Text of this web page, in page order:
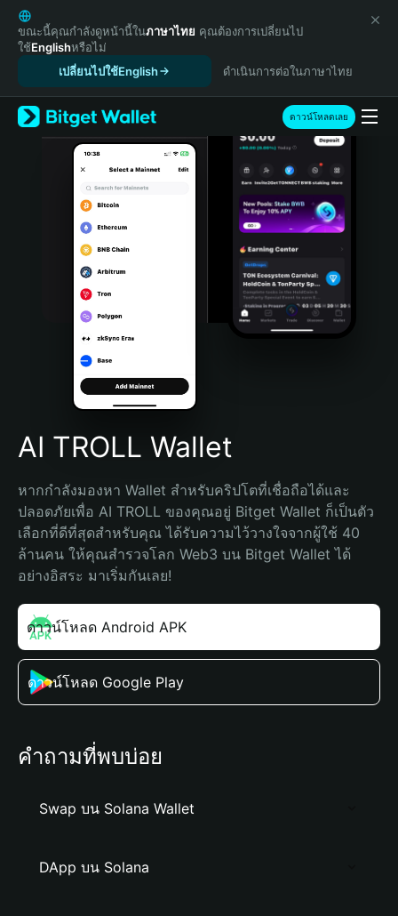
English
日本語
Tiếng Việt
Español (Latinoamérica)
Türkçe
Italiano
Português (Portugal)
Bahasa Indonesia
Português (Brasil)
Español (Argentina)
ขณะนี้คุณกำลังดูหน้านี้ในภาษาไทย คุณต้องการเปลี่ยนไป
ใช้Englishหรือไม่
เปลี่ยนไปใช้English
ดำเนินการต่อในภาษาไทย
ดาวน์โหลดเลย
AI TROLL Wallet
หากกำลังมองหา Wallet สำหรับคริปโตที่เชื่อถือได้และ
ปลอดภัยเพื่อ AI TROLL ของคุณอยู่ Bitget Wallet ก็เป็นตัว
เลือกที่ดีที่สุดสำหรับคุณ ได้รับความไว้วางใจจากผู้ใช้ 40
ล้านคน ให้คุณสำรวจโลก Web3 บน Bitget Wallet ได้
อย่างอิสระ มาเริ่มกันเลย!
ดาวน์โหลด Android APK
ดาวน์โหลด Google Play
คำถามที่พบบ่อย
Swap บน Solana Wallet
DApp บน Solana